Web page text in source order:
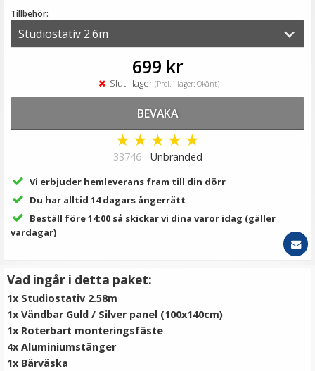
LÄGG I VARUKORG
★
79 kr
LÄGG I VARUKORG
Tillbehör:
699 kr
Slut i lager (Prel. i lager: Okänt)
BEVAKA
★ ★ ★ ★ ★
33746 - Unbranded
Vi erbjuder hemleverans fram till din dörr
Du har alltid 14 dagars ångerrätt
Beställ före 14:00 så skickar vi dina varor idag (gäller
vardagar)
Vad ingår i detta paket:
1x Studiostativ 2.58m
1x Vändbar Guld / Silver panel (100x140cm)
1x Roterbart monteringsfäste
4x Aluminiumstänger
1x Bärväska